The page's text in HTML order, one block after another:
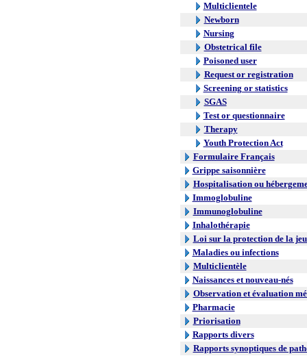
Multiclientele
Newborn
Nursing
Obstetrical file
Poisoned user
Request or registration
Screening or statistics
SGAS
Test or questionnaire
Therapy
Youth Protection Act
Formulaire Français
Grippe saisonnière
Hospitalisation ou
Immoglobuline
Immunoglobuline
Inhalothérapie
Loi sur la protection de la
Maladies ou infections
Multiclientèle
Naissances et nouveau-nés
Observation et évaluation
Pharmacie
Priorisation
Rapports divers
Rapports synoptiques de